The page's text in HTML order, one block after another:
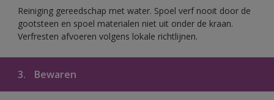
Reiniging gereedschap met water. Spoel verf nooit door de
gootsteen en spoel materialen niet uit onder de kraan.
Verfresten afvoeren volgens lokale richtlijnen.
3. Bewaren